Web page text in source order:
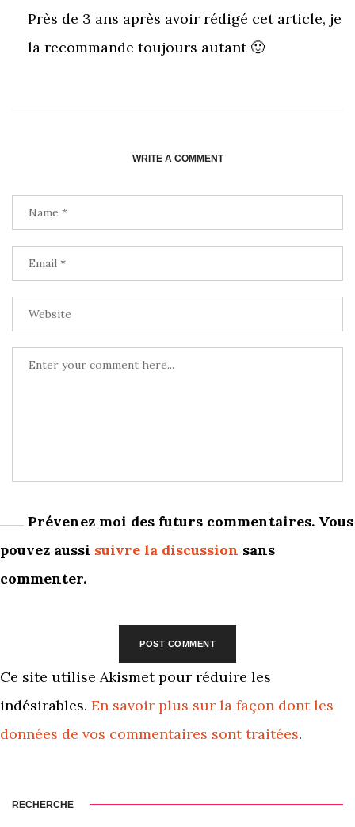
Près de 3 ans après avoir rédigé cet article, je
la recommande toujours autant 🙂
WRITE A COMMENT
Prévenez moi des futurs commentaires. Vous
pouvez aussi suivre la discussion sans
commenter.
Ce site utilise Akismet pour réduire les
indésirables. En savoir plus sur la façon dont les
données de vos commentaires sont traitées.
RECHERCHE